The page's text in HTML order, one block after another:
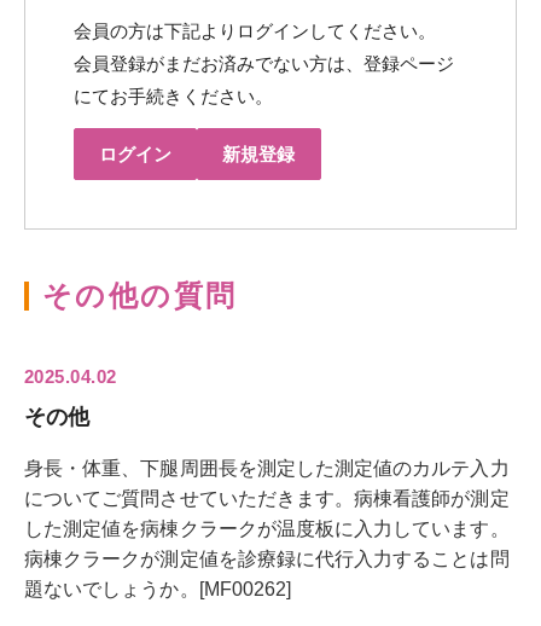
会員の方は下記よりログインしてください。
会員登録がまだお済みでない方は、登録ページ
にてお手続きください。
ログイン 新規登録
その他の質問
2025.04.02
その他
身長・体重、下腿周囲長を測定した測定値のカルテ入力
についてご質問させていただきます。病棟看護師が測定
した測定値を病棟クラークが温度板に入力しています。
病棟クラークが測定値を診療録に代行入力することは問
題ないでしょうか。[MF00262]